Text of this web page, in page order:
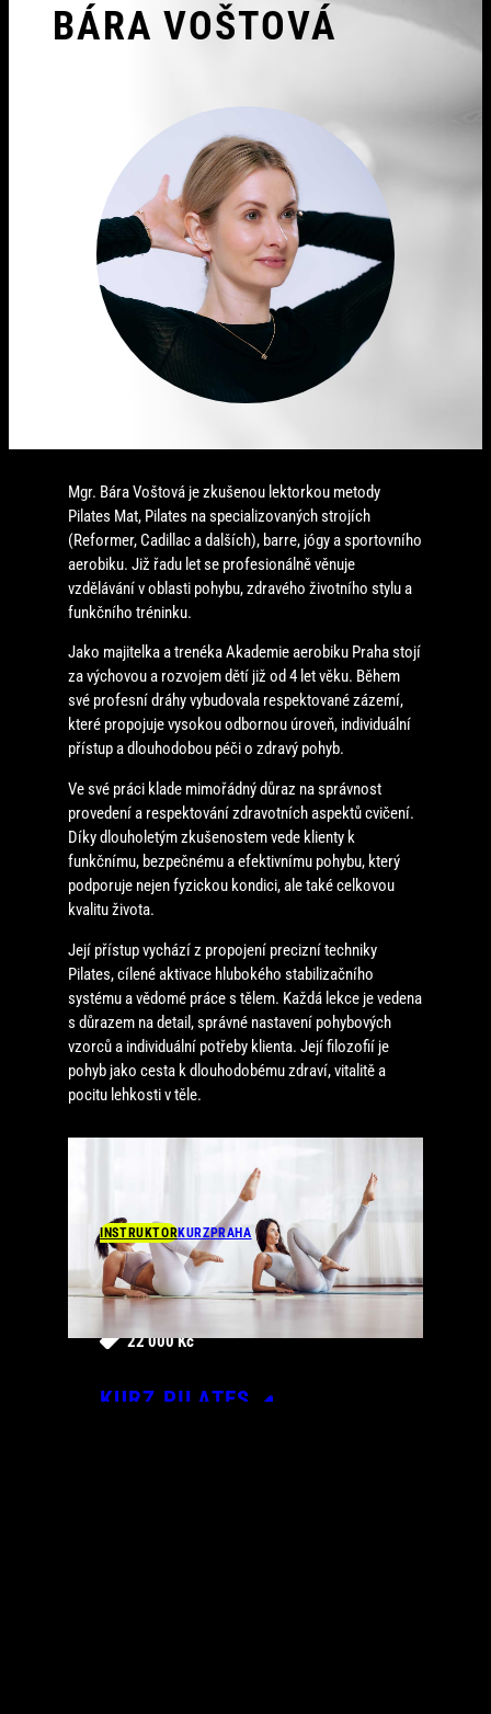
BÁRA VOŠTOVÁ
Mgr. Bára Voštová je zkušenou lektorkou metody
Pilates Mat, Pilates na specializovaných strojích
(Reformer, Cadillac a dalších), barre, jógy a sportovního
aerobiku. Již řadu let se profesionálně věnuje
vzdělávání v oblasti pohybu, zdravého životního stylu a
funkčního tréninku.
Jako majitelka a trenéka Akademie aerobiku Praha stojí
za výchovou a rozvojem dětí již od 4 let věku. Během
své profesní dráhy vybudovala respektované zázemí,
které propojuje vysokou odbornou úroveň, individuální
přístup a dlouhodobou péči o zdravý pohyb.
Ve své práci klade mimořádný důraz na správnost
provedení a respektování zdravotních aspektů cvičení.
Díky dlouholetým zkušenostem vede klienty k
funkčnímu, bezpečnému a efektivnímu pohybu, který
podporuje nejen fyzickou kondici, ale také celkovou
kvalitu života.
Její přístup vychází z propojení precizní techniky
Pilates, cílené aktivace hlubokého stabilizačního
systému a vědomé práce s tělem. Každá lekce je vedena
s důrazem na detail, správné nastavení pohybových
vzorců a individuální potřeby klienta. Její filozofií je
pohyb jako cesta k dlouhodobému zdraví, vitalitě a
pocitu lehkosti v těle.
INSTRUKTORKURZPRAHA
12. 9. 2026 110 h
22 000 Kč
KURZ PILATES